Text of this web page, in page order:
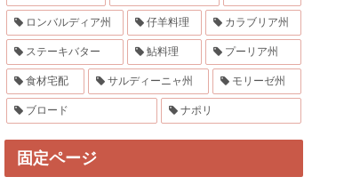
ロンバルディア州 仔羊料理 カラブリア州
ステーキバター 鮎料理 プーリア州
食材宅配 サルディーニャ州 モリーゼ州
ブロード ナポリ
固定ページ